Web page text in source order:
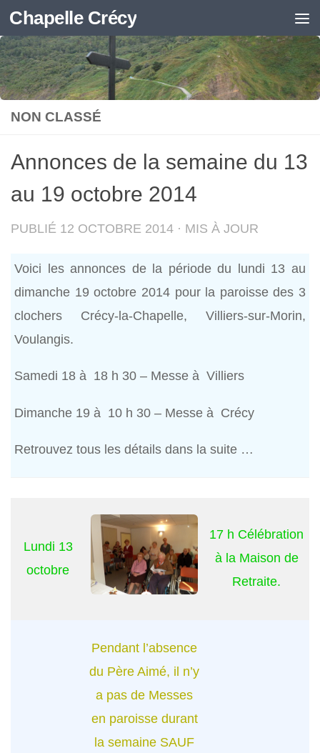
Skip to content
Chapelle Crécy
NON CLASSÉ
Annonces de la semaine du 13
au 19 octobre 2014
PUBLIÉ 12 OCTOBRE 2014 · MIS À JOUR
Voici les annonces de la période du lundi 13 au
dimanche 19 octobre 2014 pour la paroisse des 3
clochers Crécy-la-Chapelle, Villiers-sur-Morin,
Voulangis.
Samedi 18 à 18 h 30 – Messe à Villiers
Dimanche 19 à 10 h 30 – Messe à Crécy
Retrouvez tous les détails dans la suite …
Lundi 13
octobre
17 h Célébration
à la Maison de
Retraite.
Pendant l’absence
du Père Aimé, il n’y
a pas de Messes
en paroisse durant
la semaine SAUF